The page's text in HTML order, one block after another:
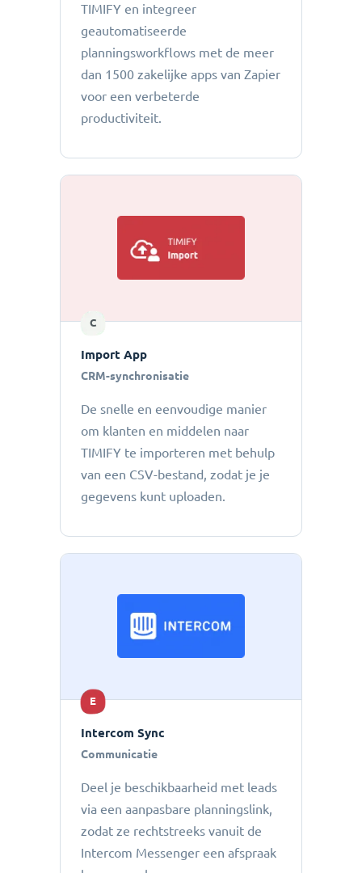
TIMIFY en integreer
geautomatiseerde
planningsworkflows met de meer
dan 1500 zakelijke apps van Zapier
voor een verbeterde
productiviteit.
C
Import App
CRM-synchronisatie
De snelle en eenvoudige manier
om klanten en middelen naar
TIMIFY te importeren met behulp
van een CSV-bestand, zodat je je
gegevens kunt uploaden.
E
Intercom Sync
Communicatie
Deel je beschikbaarheid met leads
via een aanpasbare planningslink,
zodat ze rechtstreeks vanuit de
Intercom Messenger een afspraak